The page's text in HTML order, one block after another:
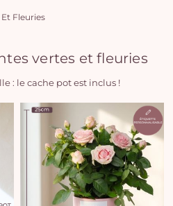
Fleuries
vertes et fleuries
: le cache pot est inclus !